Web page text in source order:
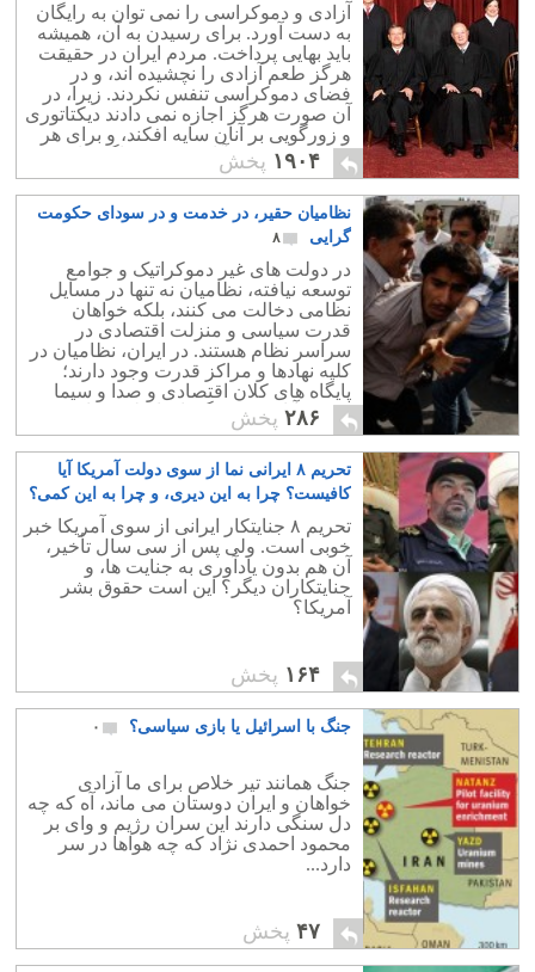
آزادی و دموکراسی را نمی توان به رایگان
به دست آورد. برای رسیدن به آن، همیشه
باید بهایی پرداخت. مردم ایران در حقیقت
هرگز طعم آزادی را نچشیده اند، و در
فضای دموکراسی تنفس نکردند. زیرا، در
آن صورت هرگز اجازه نمی دادند دیکتاتوری
و زورگویی بر آنان سایه افکند، و برای هر
تلاش و کوشش آنان، دست وپاگیر باشد.
۱۹۰۴ پخش
نظامیان حقیر، در خدمت و در سودای حکومت
گرایی
۸
در دولت های غیر دموکراتیک و جوامع
توسعه نیافته، نظامیان نه تنها در مسایل
نظامی دخالت می کنند، بلکه خواهان
قدرت سیاسی و منزلت اقتصادی در
سراسر نظام هستند. در ایران، نظامیان در
کلیه نهادها و مراکز قدرت وجود دارند؛
پایگاه های کلان اقتصادی و صدا و سیما
حضور آنان صحنه گردان اصلی سیاست
کشور فقاهت زده است.
۲۸۶ پخش
تحریم ۸ ایرانی نما از سوی دولت آمریکا آیا
کافیست؟ چرا به این دیری، و چرا به این کمی؟
تحریم ۸ جنایتکار ایرانی از سوی آمریکا خبر
خوبی است. ولی پس از سی سال تأخیر،
آن هم بدون یادآوری به جنایت ها، و
جنایتکاران دیگر؟ این است حقوق بشر
آمریکا؟
۱۶۴ پخش
جنگ با اسرائیل یا بازی سیاسی؟ ۰
جنگ همانند تیر خلاص برای ما آزادی
خواهان و ایران دوستان می ماند، آه که چه
دل سنگی دارند این سران رژیم و وای بر
محمود احمدی نژاد که چه هواها در سر
دارد...
۴۷ پخش